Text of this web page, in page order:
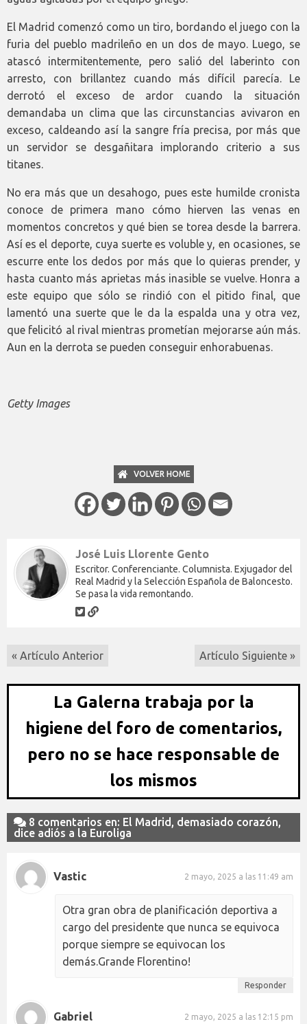
El Madrid comenzó como un tiro, bordando el juego con la
furia del pueblo madrileño en un dos de mayo. Luego, se
atascó intermitentemente, pero salió del laberinto con
arresto, con brillantez cuando más difícil parecía. Le
derrotó el exceso de ardor cuando la situación
demandaba un clima que las circunstancias avivaron en
exceso, caldeando así la sangre fría precisa, por más que
un servidor se desgañitara implorando criterio a sus
titanes.
No era más que un desahogo, pues este humilde cronista
conoce de primera mano cómo hierven las venas en
momentos concretos y qué bien se torea desde la barrera.
Así es el deporte, cuya suerte es voluble y, en ocasiones, se
escurre ente los dedos por más que lo quieras prender, y
hasta cuanto más aprietas más inasible se vuelve. Honra a
este equipo que sólo se rindió con el pitido final, que
lamentó una suerte que le da la espalda una y otra vez,
que felicitó al rival mientras prometían mejorarse aún más.
Aun en la derrota se pueden conseguir enhorabuenas.
Getty Images
VOLVER HOME
José Luis Llorente Gento
Escritor. Conferenciante. Columnista. Exjugador del
Real Madrid y la Selección Española de Baloncesto.
Se pasa la vida remontando.
« Artículo Anterior Artículo Siguiente »
La Galerna trabaja por la
higiene del foro de comentarios,
pero no se hace responsable de
los mismos
8 comentarios en: El Madrid, demasiado corazón,
dice adiós a la Euroliga
Vastic 2 mayo, 2025 a las 11:49 am
Otra gran obra de planificación deportiva a
cargo del presidente que nunca se equivoca
porque siempre se equivocan los
demás.Grande Florentino!
Responder
Gabriel 2 mayo, 2025 a las 12:15 pm